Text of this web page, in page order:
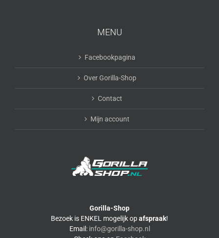
MENU
Facebookpagina
Over Gorilla-Shop
Contact
Mijn account
Gorilla-Shop
Bezoek is ENKEL mogelijk opafspraak!
Email: info@gorilla-shop.nl